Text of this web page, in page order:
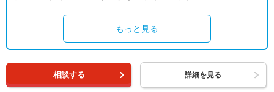
もっと見る
相談する 詳細を見る